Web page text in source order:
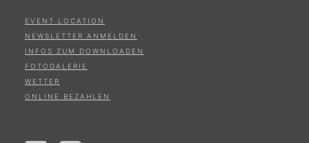
EVENT LOCATION
NEWSLETTER ANMELDEN
INFOS ZUM DOWNLOADEN
FOTOGALERIE
WETTER
ONLINE BEZAHLEN